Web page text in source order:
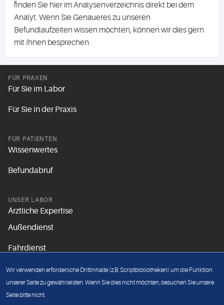
finden Sie hier im Analysenverzeichnis direkt bei dem
Analyt. Wenn Sie Genaueres zu unseren
Befundlaufzeiten wissen möchten, können wir dies gern
mit Ihnen besprechen.
FÜR PRAXEN
Für Sie im Labor
Für Sie in der Praxis
FÜR PATIENTEN
Wissenwertes
Befundabruf
UNSER LABOR
Ärztliche Expertise
Außendienst
Fahrdienst
Unsere Grundsätze
Wir verwenden erforderliche Drittinhalte (z.B. Scriptbibliotheken) um die Funktion
unserer Seite zu gewährleisten. Wenn Sie dies nicht möchten, besuchen Sie unsere
Seite bitte nicht.